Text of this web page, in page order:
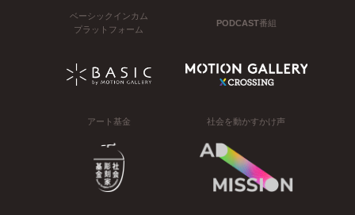
ベーシックインカム
プラットフォーム
PODCAST番組
アート基金 社会を動かすかけ声